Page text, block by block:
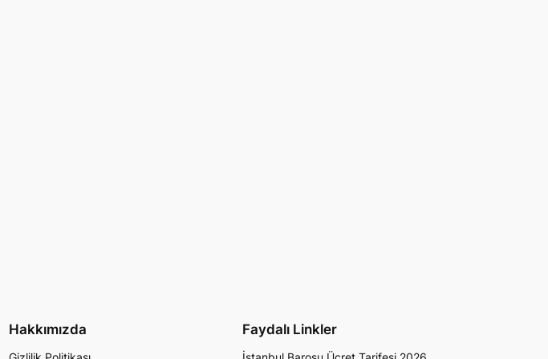
Hakkımızda Faydalı Linkler